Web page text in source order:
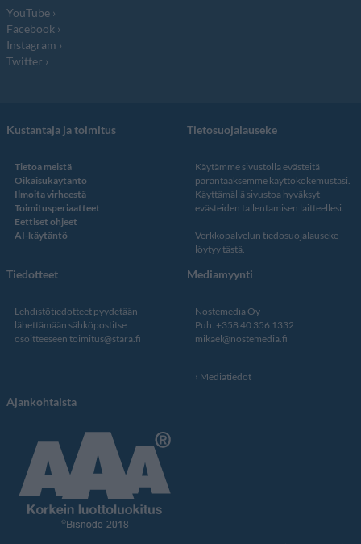
YouTube
Facebook
Instagram
Twitter
Kustantaja ja toimitus
Tietoa meistä
Oikaisukäytäntö
Ilmoita virheestä
Toimitusperiaatteet
Eettiset ohjeet
AI-käytäntö
Tietosuojalauseke
Käytämme sivustolla evästeitä
parantaaksemme käyttökokemustasi.
Käyttämällä sivustoa hyväksyt
evästeiden tallentamisen laitteellesi.
Verkkopalvelun tiedosuojalauseke
löytyy tästä.
Tiedotteet
Lehdistötiedotteet pyydetään
lähettämään sähköpostitse
osoitteeseen toimitus@stara.fi
Mediamyynti
Nostemedia Oy
Puh. +358 40 356 1332
mikael@nostemedia.fi
Mediatiedot
Ajankohtaista